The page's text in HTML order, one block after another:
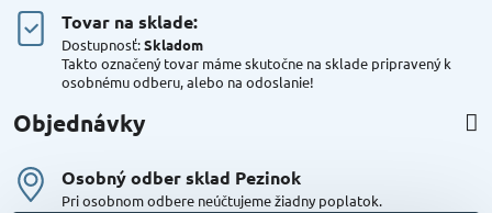
Tovar na sklade:
Dostupnosť:Skladom
Takto označený tovar máme skutočne na sklade pripravený k
osobnému odberu, alebo na odoslanie!
Objednávky
Osobný odber sklad Pezinok
Pri osobnom odbere neúčtujeme žiadny poplatok.